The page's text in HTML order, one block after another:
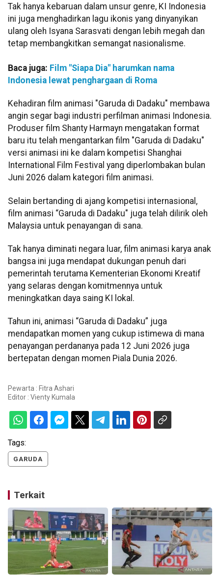
Tak hanya kebaruan dalam unsur genre, KI Indonesia
ini juga menghadirkan lagu ikonis yang dinyanyikan
ulang oleh Isyana Sarasvati dengan lebih megah dan
tetap membangkitkan semangat nasionalisme.
Baca juga: Film "Siapa Dia" harumkan nama
Indonesia lewat penghargaan di Roma
Kehadiran film animasi "Garuda di Dadaku" membawa
angin segar bagi industri perfilman animasi Indonesia.
Produser film Shanty Harmayn mengatakan format
baru itu telah mengantarkan film "Garuda di Dadaku"
versi animasi ini ke dalam kompetisi Shanghai
International Film Festival yang diperlombakan bulan
Juni 2026 dalam kategori film animasi.
Selain bertanding di ajang kompetisi internasional,
film animasi “Garuda di Dadaku" juga telah dilirik oleh
Malaysia untuk penayangan di sana.
Tak hanya diminati negara luar, film animasi karya anak
bangsa ini juga mendapat dukungan penuh dari
pemerintah terutama Kementerian Ekonomi Kreatif
yang selaras dengan komitmennya untuk
meningkatkan daya saing KI lokal.
Tahun ini, animasi “Garuda di Dadaku” juga
mendapatkan momen yang cukup istimewa di mana
penayangan perdananya pada 12 Juni 2026 juga
bertepatan dengan momen Piala Dunia 2026.
Pewarta : Fitra Ashari
Editor : Vienty Kumala
Tags:
GARUDA
Terkait